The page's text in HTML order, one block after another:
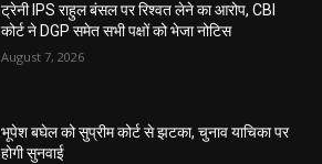
ट्रेनी IPS राहुल बंसल पर रिश्वत लेने का आरोप, CBI
कोर्ट ने DGP समेत सभी पक्षों को भेजा नोटिस
August 7, 2026
भूपेश बघेल को सुप्रीम कोर्ट से झटका, चुनाव याचिका पर
होगी सुनवाई